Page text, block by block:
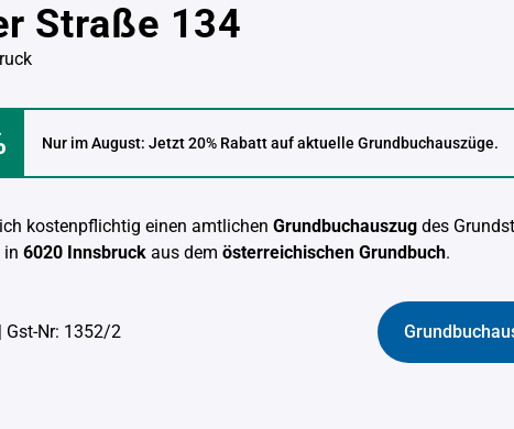
Straße 134
Nur im August: Jetzt 20% Rabatt auf aktuelle Grundbuchauszüge.
kostenpflichtig einen amtlichen Grundbuchauszug des
in 6020 Innsbruck aus dem österreichischen Grundbuch.
| Gst-Nr: 1352/2